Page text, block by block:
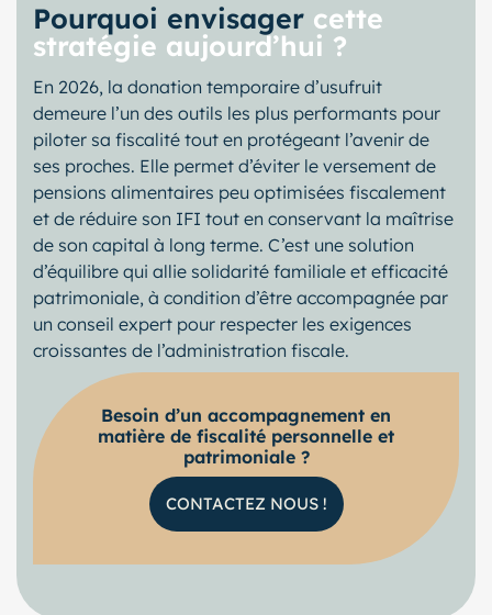
Pourquoi envisager cette
stratégie aujourd’hui ?
En 2026, la donation temporaire d’usufruit
demeure l’un des outils les plus performants pour
piloter sa fiscalité tout en protégeant l’avenir de
ses proches. Elle permet d’éviter le versement de
pensions alimentaires peu optimisées fiscalement
et de réduire son IFI tout en conservant la maîtrise
de son capital à long terme. C’est une solution
d’équilibre qui allie solidarité familiale et efficacité
patrimoniale, à condition d’être accompagnée par
un conseil expert pour respecter les exigences
croissantes de l’administration fiscale.
Besoin d’un accompagnement en
matière de fiscalité personnelle et
patrimoniale ?
CONTACTEZ NOUS !